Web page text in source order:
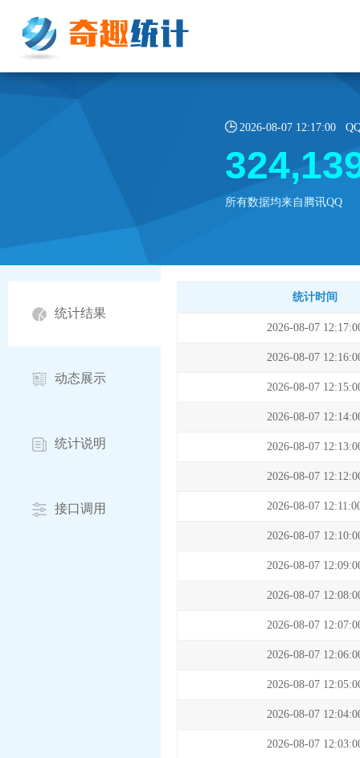
2026-08-07 12:17:00
所有数据均来自腾讯QQ
统计结果
动态展示
统计说明
接口调用
统计时间
2026-08-07
2026-08-07
2026-08-07
2026-08-07
2026-08-07
2026-08-07
2026-08-07
2026-08-07
2026-08-07
2026-08-07
2026-08-07
2026-08-07
2026-08-07
2026-08-07
2026-08-07